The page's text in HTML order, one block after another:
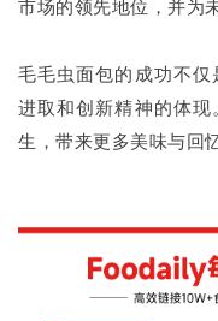
市场的领先地位，并为
毛毛虫面包的成功不
进取和创新精神的体
生，带来更多美味与回忆